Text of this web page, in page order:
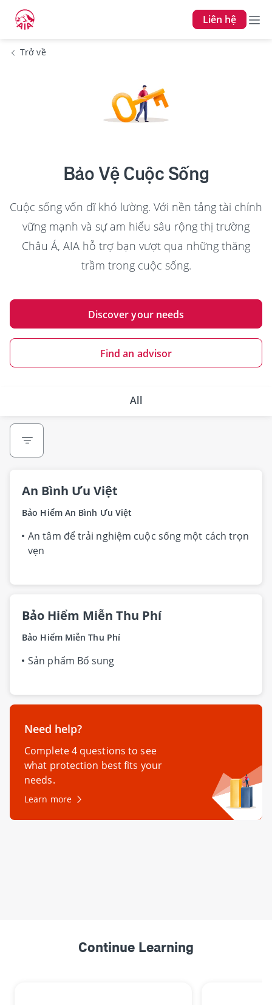
Liên hệ
Trở về
Bảo Vệ Cuộc Sống
Cuộc sống vốn dĩ khó lường. Với nền tảng tài chính
vững mạnh và sự am hiểu sâu rộng thị trường
Châu Á, AIA hỗ trợ bạn vượt qua những thăng
trầm trong cuộc sống.
Find an advisor
Discover your needs
All
An Bình Ưu Việt
Bảo Hiểm An Bình Ưu Việt
An tâm để trải nghiệm cuộc sống một cách trọn
vẹn
Bảo Hiểm Miễn Thu Phí
Bảo Hiểm Miễn Thu Phí
Sản phẩm Bổ sung
Need help?
Complete 4 questions to see
what protection best fits your
needs.
Learn more
Continue Learning